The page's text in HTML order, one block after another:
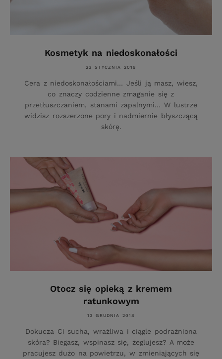
Kosmetyk na niedoskonałości
23 STYCZNIA 2019
Cera z niedoskonałościami… Jeśli ją masz, wiesz,
co znaczy codzienne zmaganie się z
przetłuszczaniem, stanami zapalnymi… W lustrze
widzisz rozszerzone pory i nadmiernie błyszczącą
skórę.
Otocz się opieką z kremem
ratunkowym
13 GRUDNIA 2018
Dokucza Ci sucha, wrażliwa i ciągle podrażniona
skóra? Biegasz, wspinasz się, żeglujesz? A może
pracujesz dużo na powietrzu, w zmieniających się